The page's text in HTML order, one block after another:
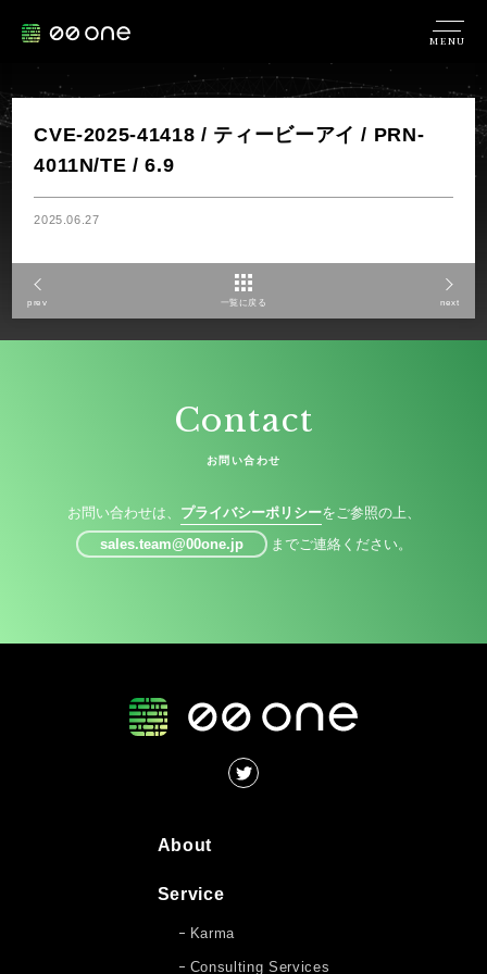
MENU
CVE-2025-41418 / ティービーアイ / PRN-
4011N/TE / 6.9
2025.06.27
prev 一覧に戻る next
Contact
お問い合わせ
お問い合わせは、 プライバシーポリシーをご参照の上、
sales.team@00one.jp
までご連絡ください。
About
Service
Karma
Consulting Services